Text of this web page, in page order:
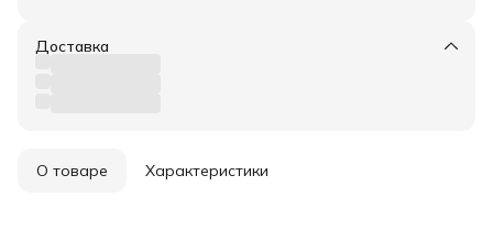
Доставка
О товаре Характеристики